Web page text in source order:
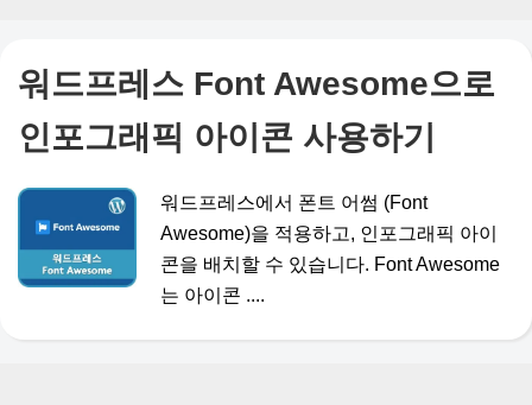
워드프레스 Font Awesome으로
인포그래픽 아이콘 사용하기
워드프레스에서 폰트 어썸 (Font
Awesome)을 적용하고, 인포그래픽 아이
콘을 배치할 수 있습니다. Font Awesome
는 아이콘 ....